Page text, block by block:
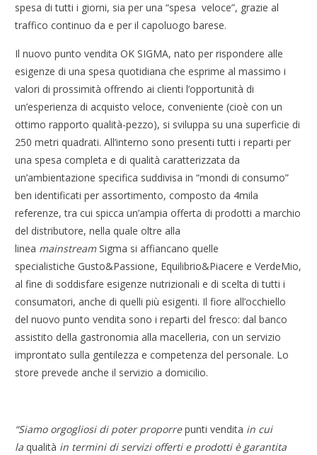
spesa di tutti i giorni, sia per una “spesa veloce”, grazie al
traffico continuo da e per il capoluogo barese.
Il nuovo punto vendita OK SIGMA, nato per rispondere alle
esigenze di una spesa quotidiana che esprime al massimo i
valori di prossimità offrendo ai clienti l’opportunità di
un’esperienza di acquisto veloce, conveniente (cioè con un
ottimo rapporto qualità-pezzo), si sviluppa su una superficie di
250 metri quadrati. All’interno sono presenti tutti i reparti per
una spesa completa e di qualità caratterizzata da
un’ambientazione specifica suddivisa in “mondi di consumo”
ben identificati per assortimento, composto da 4mila
referenze, tra cui spicca un’ampia offerta di prodotti a marchio
del distributore, nella quale oltre alla
linea mainstreamSigma si affiancano quelle
specialistiche Gusto&Passione, Equilibrio&Piacere e VerdeMio,
al fine di soddisfare esigenze nutrizionali e di scelta di tutti i
consumatori, anche di quelli più esigenti. Il fiore all’occhiello
del nuovo punto vendita sono i reparti del fresco: dal banco
assistito della gastronomia alla macelleria, con un servizio
improntato sulla gentilezza e competenza del personale. Lo
store prevede anche il servizio a domicilio.
“Siamo orgogliosi di poter proporrepunti vendita in cui
la qualità in termini di servizi offerti e prodotti è garantita